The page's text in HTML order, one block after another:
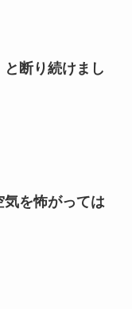
断り続けまし
を怖がっては